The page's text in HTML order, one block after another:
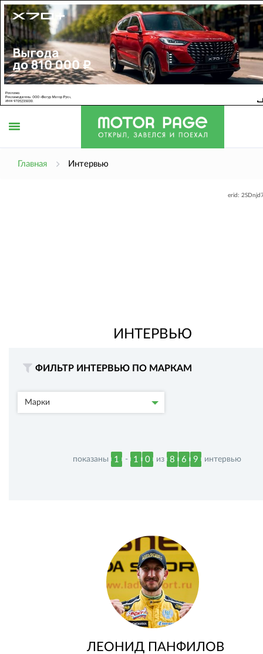
Главная Интервью
erid:
ИНТЕРВЬЮ
ФИЛЬТР ИНТЕРВЬЮ ПО МАРКАМ
Марки
показаны 1 - 1 0 из 8 6 9 интервью
ЛЕОНИД ПАНФИЛОВ